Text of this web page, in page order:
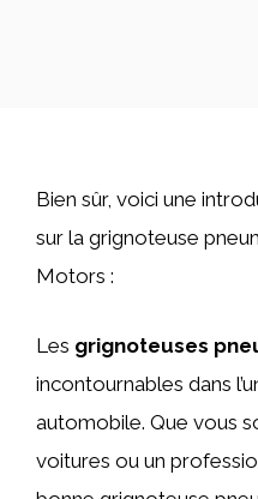
Bien sûr, voici une
sur la grignoteuse
Motors :
Les grignoteuses
incontournables dans
automobile. Que vous
voitures ou un